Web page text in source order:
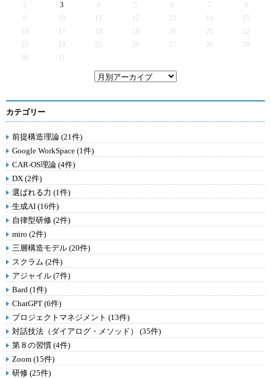
2
3 4 5 6 7
9
12 13 14
15
16
17 19 20 21
22
23
24 25 26 27 28
29
30
31
カテゴリー
前提構造理論 (21件)
Google WorkSpace (1件)
CAR-OS理論 (4件)
DX (2件)
選ばれる力 (1件)
生成AI (16件)
自律型研修 (2件)
miro (2件)
三層構造モデル (20件)
スクラム (2件)
アジャイル (7件)
Bard (1件)
ChatGPT (6件)
プロジェクトマネジメント (13件)
対話技法（ダイアログ・メソッド） (35件)
第８の習慣 (4件)
Zoom (15件)
研修 (25件)